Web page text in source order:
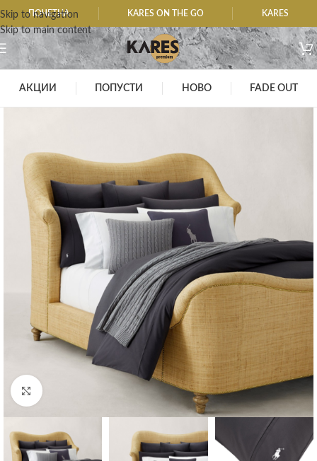
Skip to navigation
Skip to main content
ПОЧЕТНА KARES ON THE GO KARES
АКЦИИ ПОПУСТИ НОВО FADE OUT